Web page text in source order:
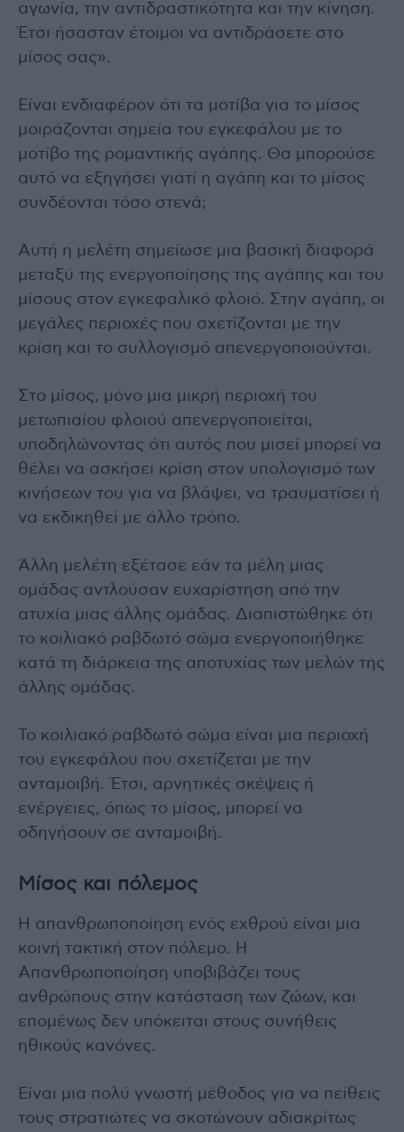
αγωνία, την αντιδραστικότητα και την κίνηση.
Έτσι ήσασταν έτοιμοι να αντιδράσετε στο
μίσος σας».
Είναι ενδιαφέρον ότι τα μοτίβα για το μίσος
μοιράζονται σημεία του εγκεφάλου με το
μοτίβο της ρομαντικής αγάπης. Θα μπορούσε
αυτό να εξηγήσει γιατί η αγάπη και το μίσος
συνδέονται τόσο στενά;
Αυτή η μελέτη σημείωσε μια βασική διαφορά
μεταξύ της ενεργοποίησης της αγάπης και του
μίσους στον εγκεφαλικό φλοιό. Στην αγάπη, οι
μεγάλες περιοχές που σχετίζονται με την
κρίση και το συλλογισμό απενεργοποιούνται.
Στο μίσος, μόνο μια μικρή περιοχή του
μετωπιαίου φλοιού απενεργοποιείται,
υποδηλώνοντας ότι αυτός που μισεί μπορεί να
θέλει να ασκήσει κρίση στον υπολογισμό των
κινήσεων του για να βλάψει, να τραυματίσει ή
να εκδικηθεί με άλλο τρόπο.
Άλλη μελέτη εξέτασε εάν τα μέλη μιας
ομάδας αντλούσαν ευχαρίστηση από την
ατυχία μιας άλλης ομάδας. Διαπιστώθηκε ότι
το κοιλιακό ραβδωτό σώμα ενεργοποιήθηκε
κατά τη διάρκεια της αποτυχίας των μελών της
άλλης ομάδας.
Το κοιλιακό ραβδωτό σώμα είναι μια περιοχή
του εγκεφάλου που σχετίζεται με την
ανταμοιβή. Έτσι, αρνητικές σκέψεις ή
ενέργειες, όπως το μίσος, μπορεί να
οδηγήσουν σε ανταμοιβή.
Μίσος και πόλεμος
Η απανθρωποποίηση ενός εχθρού είναι μια
κοινή τακτική στον πόλεμο. Η
Απανθρωποποίηση υποβιβάζει τους
ανθρώπους στην κατάσταση των ζώων, και
επομένως δεν υπόκειται στους συνήθεις
ηθικούς κανόνες.
Είναι μια πολύ γνωστή μέθοδος για να πείθεις
τους στρατιώτες να σκοτώνουν αδιακρίτως